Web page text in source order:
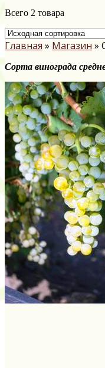
Всего 2 товара
Главная » Магазин »
Сорта винограда